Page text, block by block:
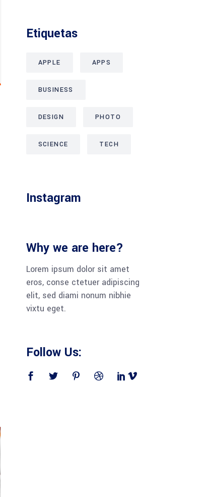
Etiquetas
APPLE APPS
BUSINESS
DESIGN PHOTO
SCIENCE TECH
Instagram
Why we are here?
Lorem ipsum dolor sit amet
eros, conse ctetuer adipiscing
elit, sed diami nonum nibhie
vixtu eget.
Follow Us: